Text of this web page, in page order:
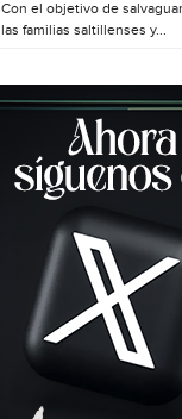
Con el objetivo de
las familias saltillenses y...